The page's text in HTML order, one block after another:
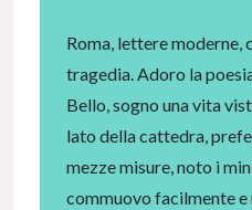
Roma, lettere moderne,
tragedia. Adoro la
Bello, sogno una vita
lato della cattedra,
mezze misure, noto i
commuovo facilmente